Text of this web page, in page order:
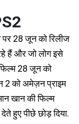
पर 28 जून को रिलीज
हैं और जो लोग इसे
28 जून को
2 को अमेज़न प्राइम
खान की फिल्म
हुए पीछे छोड़ दिया.